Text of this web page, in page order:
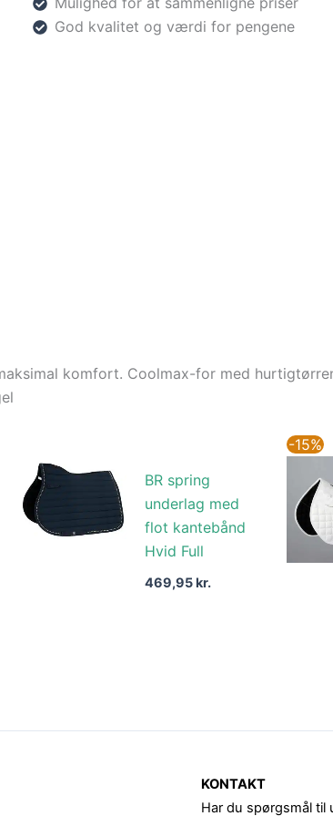
God kvalitet og værdi for pengene
komfort. Coolmax-for med
BR spring
underlag med
flot kantebånd
Hvid Full
469,95kr.
-15%
KONTAKT
Har du spørgsmål